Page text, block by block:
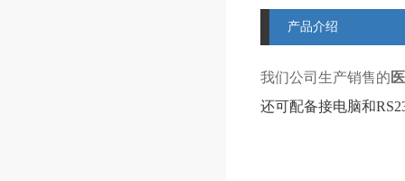
产品介绍
我们公司生产销售的
还可配备接电脑和